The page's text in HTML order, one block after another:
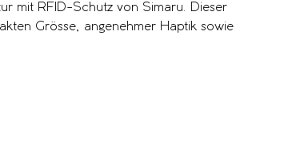
mit RFID-Schutz von Simaru. Dieser
Grösse, angenehmer Haptik sowie